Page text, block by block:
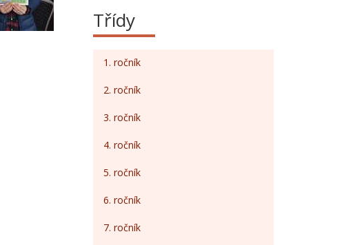
Třídy
1. ročník
2. ročník
3. ročník
4. ročník
5. ročník
6. ročník
7. ročník